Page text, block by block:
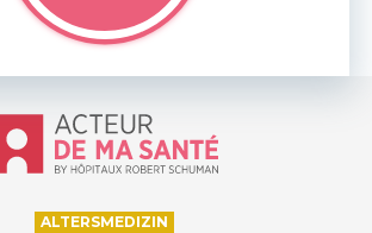
Accueil - Acteur de ma santé, by
ALTERSMEDIZIN